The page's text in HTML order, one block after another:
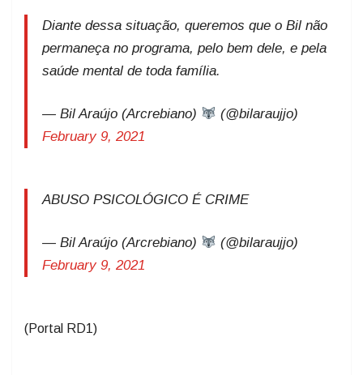
Diante dessa situação, queremos que o Bil não
permaneça no programa, pelo bem dele, e pela
saúde mental de toda família.
— Bil Araújo (Arcrebiano)
(@bilaraujjo)
February 9, 2021
ABUSO PSICOLÓGICO É CRIME
— Bil Araújo (Arcrebiano)
(@bilaraujjo)
February 9, 2021
(Portal RD1)